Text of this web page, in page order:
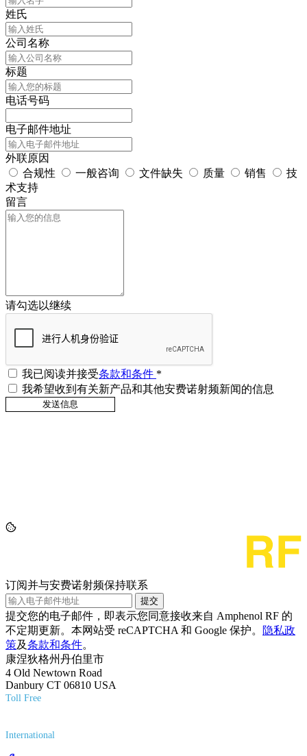
姓氏
公司名称
标题
电话号码
电子邮件地址
外联原因
合规性
一般咨询 文件缺失 质量 销售
技
术支持
留言
请勾选以继续
我已阅读并接受条款和条件 *
我希望收到有关新产品和其他安费诺射频新闻的信息
订阅并与安费诺射频保持联系
提交
提交您的电子邮件，即表示您同意接收来自 Amphenol RF 的
不定期更新。本网站受 reCAPTCHA 和 Google 保护。
隐私政
策及条款和条件。
康涅狄格州丹伯里市
4 Old Newtown Road
Danbury CT 06810 USA
Toll Free
International